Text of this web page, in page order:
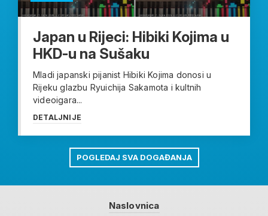
Japan u Rijeci: Hibiki Kojima u
HKD-u na Sušaku
Mladi japanski pijanist Hibiki Kojima donosi u
Rijeku glazbu Ryuichija Sakamota i kultnih
videoigara...
DETALJNIJE
POGLEDAJ SVA DOGAĐANJA
Naslovnica